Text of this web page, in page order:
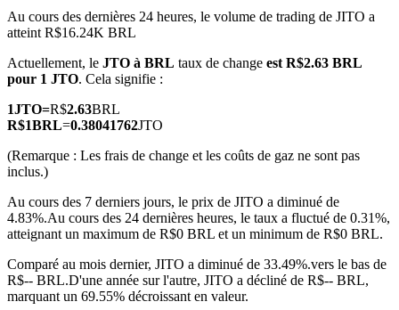
TradFi
Produits dérivés sur actions, forex, métaux précieux et matières
premières
Futures USDC
Au cours des dernières 24 heures, le volume de trading de JITO a
atteint R$16.24K BRL
Actuellement, le JTO à BRL taux de change est R$2.63 BRL
pour 1 JTO. Cela signifie :
1JTO=R$2.63BRL
R$1BRL=0.38041762JTO
(Remarque : Les frais de change et les coûts de gaz ne sont pas
inclus.)
Au cours des 7 derniers jours, le prix de JITO a diminué de
4.83%.Au cours des 24 dernières heures, le taux a fluctué de 0.31%,
atteignant un maximum de R$0 BRL et un minimum de R$0 BRL.
Comparé au mois dernier, JITO a diminué de 33.49%.vers le bas de
R$-- BRL.D'une année sur l'autre, JITO a décliné de R$-- BRL,
marquant un 69.55% décroissant en valeur.